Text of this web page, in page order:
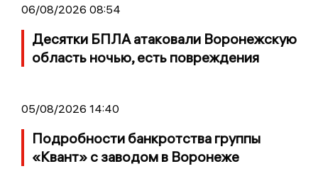
06/08/2026 08:54
Десятки БПЛА атаковали Воронежскую
область ночью, есть повреждения
05/08/2026 14:40
Подробности банкротства группы
«Квант» с заводом в Воронеже